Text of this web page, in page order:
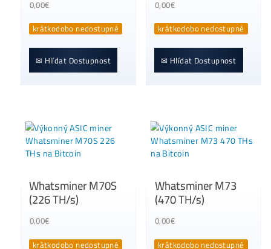
Whatsminer M60
(172 TH/s)
0,00€
✉ Hlídat Dostupnost
Whatsminer
(200 TH/s)
0,00€
✉ Hlídat Dostupnost